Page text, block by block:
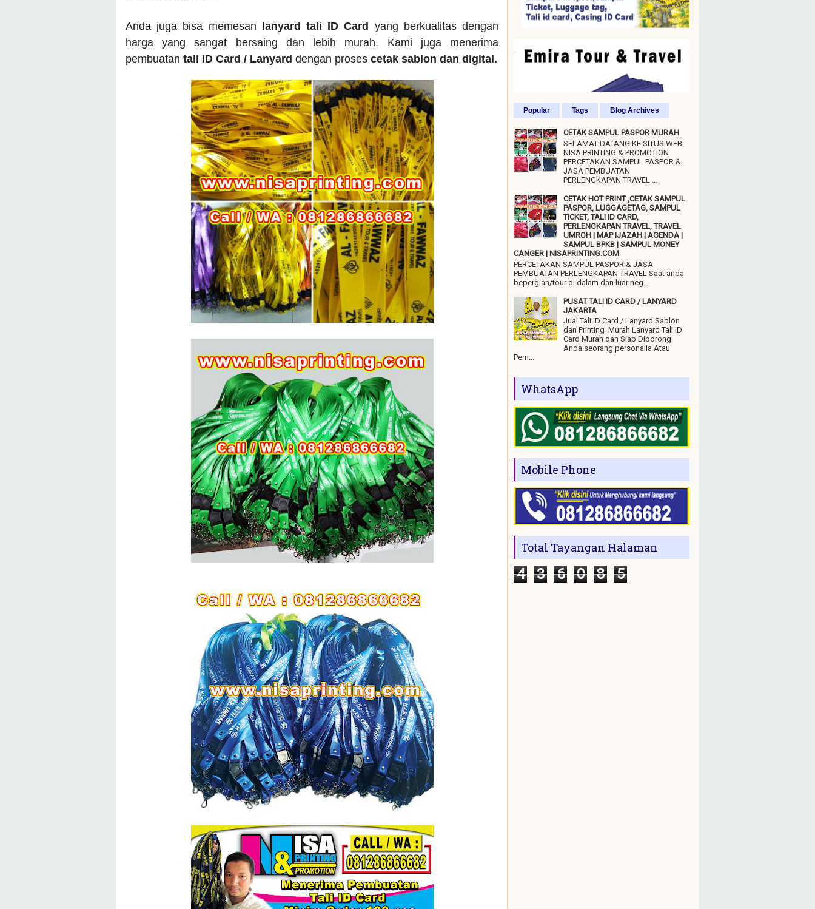
Anda juga bisa memesan lanyard tali ID Card yang berkualitas dengan
harga yang sangat bersaing dan lebih murah. Kami juga menerima
pembuatan tali ID Card / Lanyard dengan proses cetak sablon dan digital.
Popular Tags Blog Archives
CETAK SAMPUL PASPOR MURAH
SELAMAT DATANG KE SITUS WEB
NISA PRINTING & PROMOTION
PERCETAKAN SAMPUL PASPOR &
JASA PEMBUATAN
PERLENGKAPAN TRAVEL ...
CETAK HOT PRINT ,CETAK SAMPUL
PASPOR, LUGGAGETAG, SAMPUL
TICKET, TALI ID CARD,
PERLENGKAPAN TRAVEL, TRAVEL
UMROH | MAP IJAZAH | AGENDA |
SAMPUL BPKB | SAMPUL MONEY
CANGER | NISAPRINTING.COM
PERCETAKAN SAMPUL PASPOR & JASA
PEMBUATAN PERLENGKAPAN TRAVEL Saat anda
bepergian/tour di dalam dan luar neg...
PUSAT TALI ID CARD / LANYARD
JAKARTA
Jual Tali ID Card / Lanyard Sablon
dan Printing Murah Lanyard Tali ID
Card Murah dan Siap Diborong
Anda seorang personalia Atau
Pem...
WhatsApp
Mobile Phone
Total Tayangan Halaman
4 3 6 0 8 5